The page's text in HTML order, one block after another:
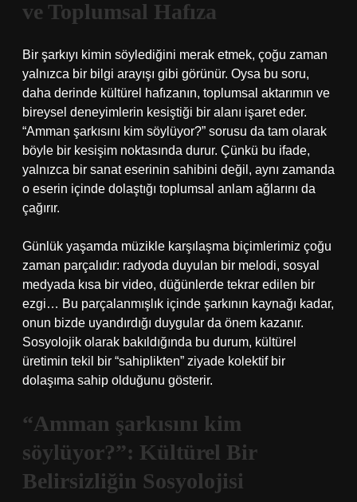
ve Toplumsal Hafıza
Bir şarkıyı kimin söylediğini merak etmek, çoğu zaman
yalnızca bir bilgi arayışı gibi görünür. Oysa bu soru,
daha derinde kültürel hafızanın, toplumsal aktarımın ve
bireysel deneyimlerin kesiştiği bir alanı işaret eder.
“Amman şarkısını kim söylüyor?” sorusu da tam olarak
böyle bir kesişim noktasında durur. Çünkü bu ifade,
yalnızca bir sanat eserinin sahibini değil, aynı zamanda
o eserin içinde dolaştığı toplumsal anlam ağlarını da
çağırır.
Günlük yaşamda müzikle karşılaşma biçimlerimiz çoğu
zaman parçalıdır: radyoda duyulan bir melodi, sosyal
medyada kısa bir video, düğünlerde tekrar edilen bir
ezgi… Bu parçalanmışlık içinde şarkının kaynağı kadar,
onun bizde uyandırdığı duygular da önem kazanır.
Sosyolojik olarak bakıldığında bu durum, kültürel
üretimin tekil bir “sahiplikten” ziyade kolektif bir
dolaşıma sahip olduğunu gösterir.
“Amman şarkısını kim
söylüyor?”: Kültürel Bir
Belirsizliğin Sosyolojisi